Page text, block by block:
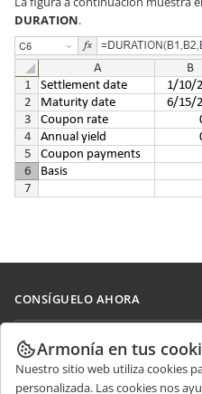
DURATION.
CONSÍGUELO AHORA
Docs
DocSpace
Workspace
COLABORAR
Para colaboradores
RECIBIR NOTICIAS
Armonía en tus
Nuestro sitio web utiliza cookies
personalizada. Las cookies nos